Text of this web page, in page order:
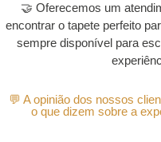
🤝 Oferecemos um
encontrar o tapete perfeito
sempre disponível para
💬 A opinião dos nossos
o que dizem sobre a